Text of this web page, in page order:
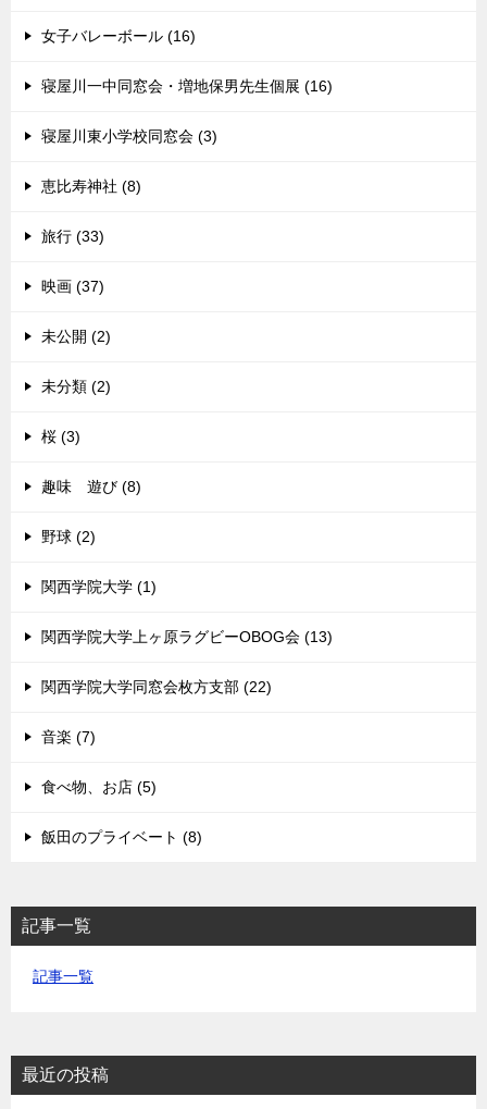
女子バレーボール (16)
寝屋川一中同窓会・増地保男先生個展 (16)
寝屋川東小学校同窓会 (3)
恵比寿神社 (8)
旅行 (33)
映画 (37)
未公開 (2)
未分類 (2)
桜 (3)
趣味 遊び (8)
野球 (2)
関西学院大学 (1)
関西学院大学上ヶ原ラグビーOBOG会 (13)
関西学院大学同窓会枚方支部 (22)
音楽 (7)
食べ物、お店 (5)
飯田のプライベート (8)
記事一覧
記事一覧
最近の投稿